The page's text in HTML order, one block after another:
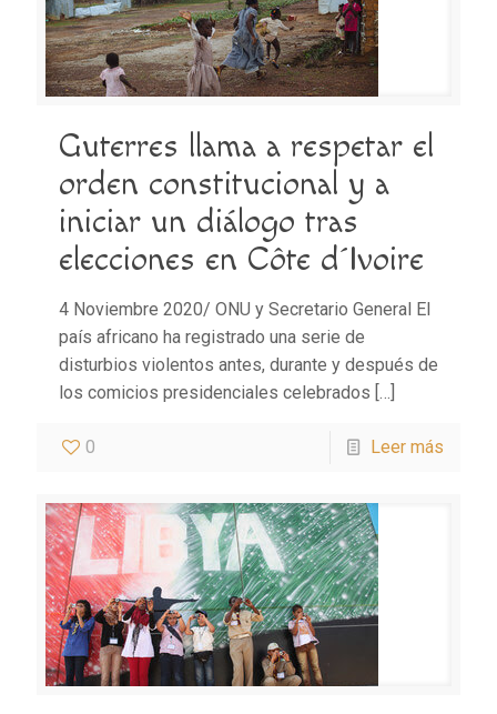
Guterres llama a respetar el
orden constitucional y a
iniciar un diálogo tras
elecciones en Côte d´Ivoire
4 Noviembre 2020/ ONU y Secretario General El
país africano ha registrado una serie de
disturbios violentos antes, durante y después de
los comicios presidenciales celebrados […]
0 Leer más